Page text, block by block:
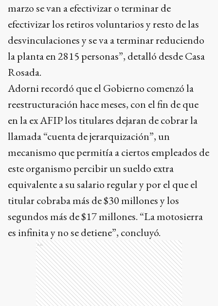
marzo se van a efectivizar o terminar de
efectivizar los retiros voluntarios y resto de las
desvinculaciones y se va a terminar reduciendo
la planta en 2815 personas”, detalló desde Casa
Rosada.
Adorni recordó que el Gobierno comenzó la
reestructuración hace meses, con el fin de que
en la ex AFIP los titulares dejaran de cobrar la
llamada “cuenta de jerarquización”, un
mecanismo que permitía a ciertos empleados de
este organismo percibir un sueldo extra
equivalente a su salario regular y por el que el
titular cobraba más de $30 millones y los
segundos más de $17 millones. “La motosierra
es infinita y no se detiene”, concluyó.
Ads